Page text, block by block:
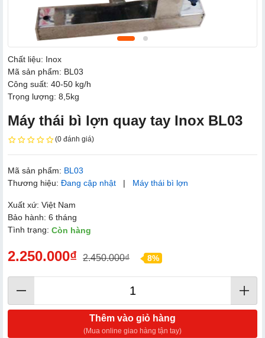
Chất liệu: Inox
Mã sản phẩm: BL03
Công suất: 40-50 kg/h
Trọng lượng: 8,5kg
Máy thái bì lợn quay tay Inox BL03
(0 đánh giá)
Mã sản phẩm: BL03
Thương hiệu: Đang cập nhật | Máy thái bì lợn
Xuất xứ: Việt Nam
Bảo hành: 6 tháng
Tình trạng: Còn hàng
2.250.000₫ 2.450.000₫ 8%
Thêm vào giỏ hàng
(Mua online giao hàng tận tay)